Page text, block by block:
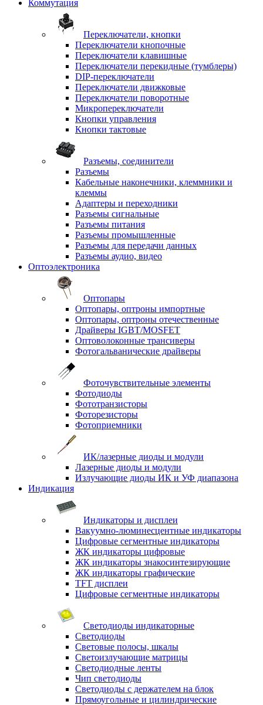
Коммутация
Переключатели, кнопки
Переключатели кнопочные
Переключатели клавишные
Переключатели перекидные (тумблеры)
DIP-переключатели
Переключатели движковые
Переключатели поворотные
Микропереключатели
Кнопки управления
Кнопки тактовые
Разъемы, соединители
Разъемы
Кабельные наконечники, клеммники и
клеммы
Адаптеры и переходники
Разъемы сигнальные
Разъемы питания
Разъемы промышленные
Разъемы для передачи данных
Разъемы аудио, видео
Оптоэлектроника
Оптопары
Оптопары, оптроны импортные
Оптопары, оптроны отечественные
Драйверы IGBT/MOSFET
Оптоволоконные трансиверы
Фотогальванические драйверы
Фоточувствительные элементы
Фотодиоды
Фототранзисторы
Фоторезисторы
Фотоприемники
ИК/лазерные диоды и модули
Лазерные диоды и модули
Излучающие диоды ИК и УФ диапазона
Индикация
Индикаторы и дисплеи
Вакуумно-люминесцентные индикаторы
Цифровые сегментные индикаторы
ЖК индикаторы цифровые
ЖК индикаторы знакосинтезирующие
ЖК индикаторы графические
TFT дисплеи
Цифровые сегментные индикаторы
Светодиоды индикаторные
Светодиоды
Световые полосы, шкалы
Светоизлучающие матрицы
Светодиодные ленты
Чип светодиоды
Светодиоды с держателем на блок
Прямоугольные и цилиндрические